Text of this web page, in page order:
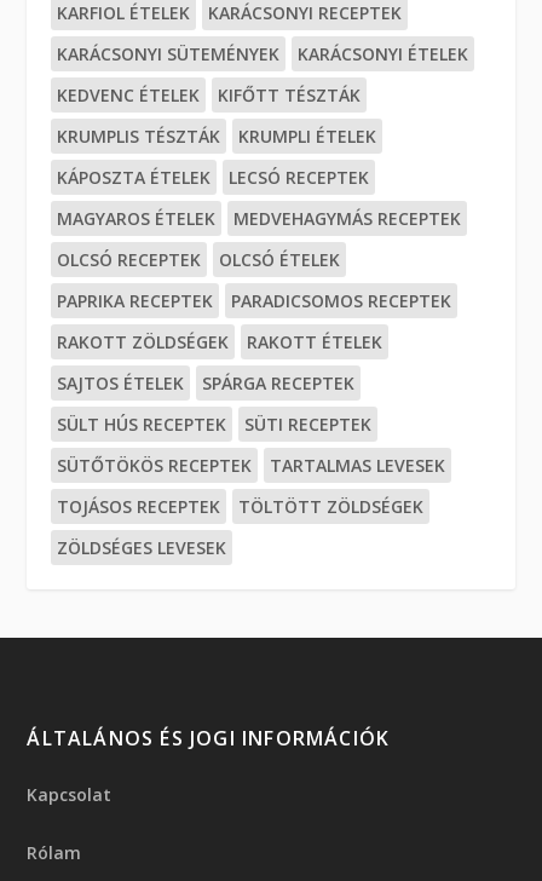
KARFIOL ÉTELEK
KARÁCSONYI RECEPTEK
KARÁCSONYI SÜTEMÉNYEK
KARÁCSONYI ÉTELEK
KEDVENC ÉTELEK
KIFŐTT TÉSZTÁK
KRUMPLIS TÉSZTÁK
KRUMPLI ÉTELEK
KÁPOSZTA ÉTELEK
LECSÓ RECEPTEK
MAGYAROS ÉTELEK
MEDVEHAGYMÁS RECEPTEK
OLCSÓ RECEPTEK
OLCSÓ ÉTELEK
PAPRIKA RECEPTEK
PARADICSOMOS RECEPTEK
RAKOTT ZÖLDSÉGEK
RAKOTT ÉTELEK
SAJTOS ÉTELEK
SPÁRGA RECEPTEK
SÜLT HÚS RECEPTEK
SÜTI RECEPTEK
SÜTŐTÖKÖS RECEPTEK
TARTALMAS LEVESEK
TOJÁSOS RECEPTEK
TÖLTÖTT ZÖLDSÉGEK
ZÖLDSÉGES LEVESEK
ÁLTALÁNOS ÉS JOGI INFORMÁCIÓK
Kapcsolat
Rólam